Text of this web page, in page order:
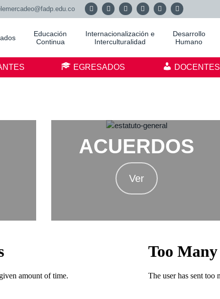
Educación
Continua
Internacionalización e
Interculturalidad
Desarrollo
Humano
EGRESADOS DOCENTES
ACUERDOS
Ver